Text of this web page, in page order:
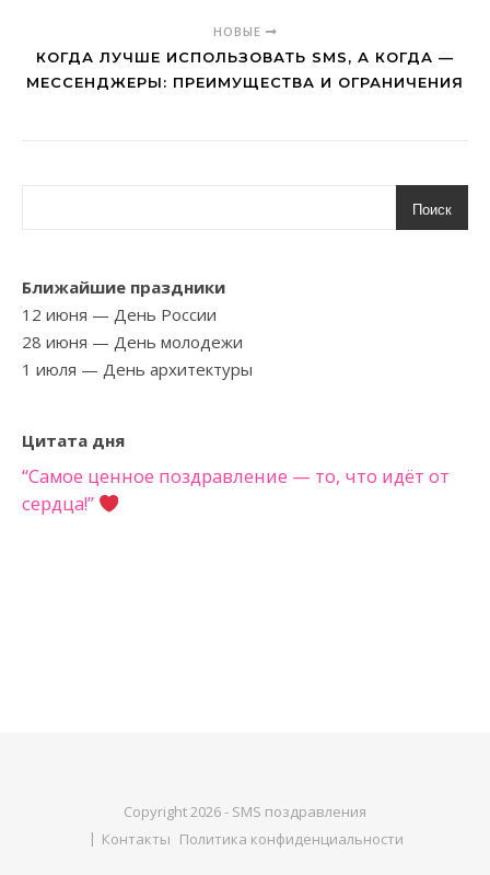
НОВЫЕ
КОГДА ЛУЧШЕ ИСПОЛЬЗОВАТЬ SMS, А КОГДА —
МЕССЕНДЖЕРЫ: ПРЕИМУЩЕСТВА И ОГРАНИЧЕНИЯ
Поиск
Ближайшие праздники
12 июня — День России
28 июня — День молодежи
1 июля — День архитектуры
Цитата дня
“Самое ценное поздравление — то, что идёт от
сердца!”
Copyright 2026 - SMS поздравления
Контакты Политика конфиденциальности